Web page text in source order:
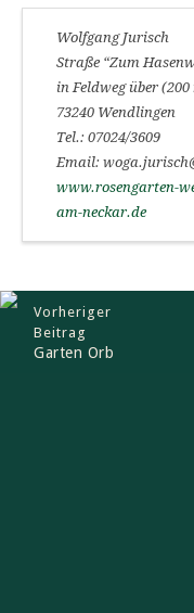
Wolfgang Jurisch
Straße “Zum
in Feldweg über (200
73240 Wendlingen
Tel.: 07024/3609
Email:
www.rosengarten-
am-neckar.de
Vorheriger
Beitrag
Garten Orb